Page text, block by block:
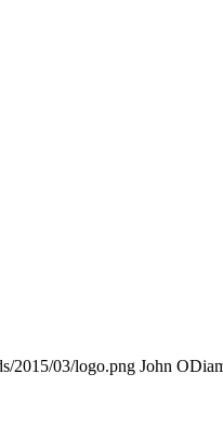
2015/03/logo.png John